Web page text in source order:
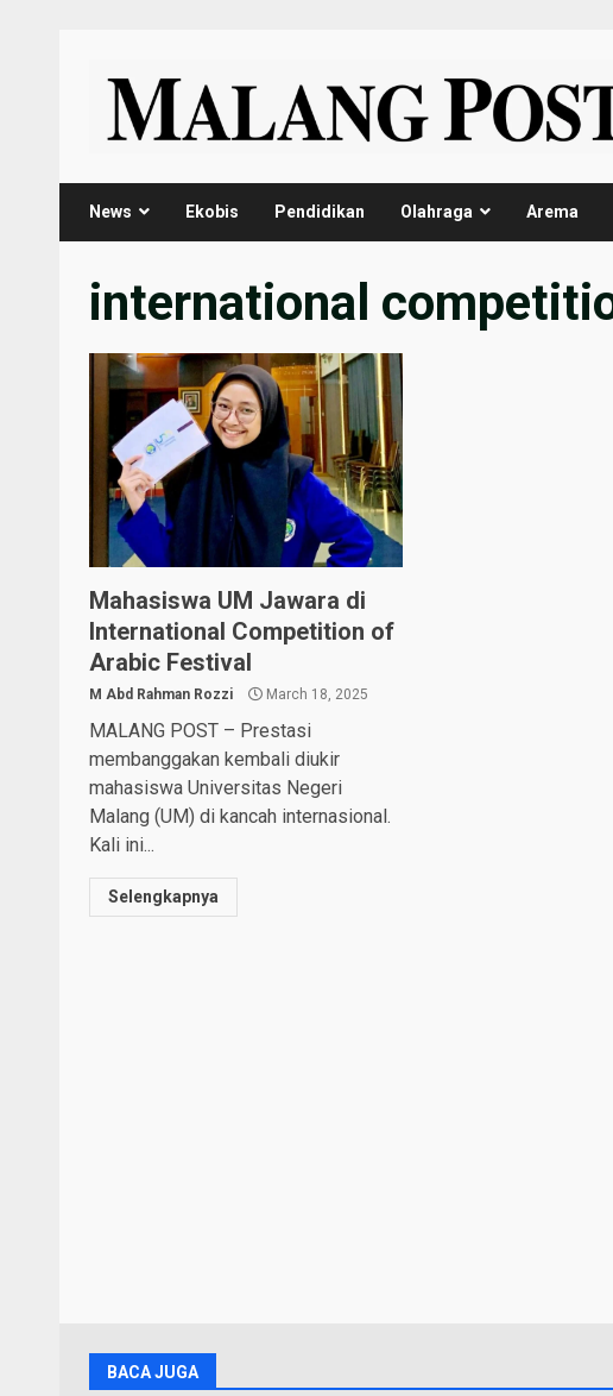
content
News Ekobis Pendidikan Olahraga Arema
international
Mahasiswa UM Jawara di
International Competition of
Arabic Festival
M Abd Rahman Rozzi March 18, 2025
MALANG POST – Prestasi
membanggakan kembali diukir
mahasiswa Universitas Negeri
Malang (UM) di kancah internasional.
Kali ini...
Selengkapnya
BACA JUGA